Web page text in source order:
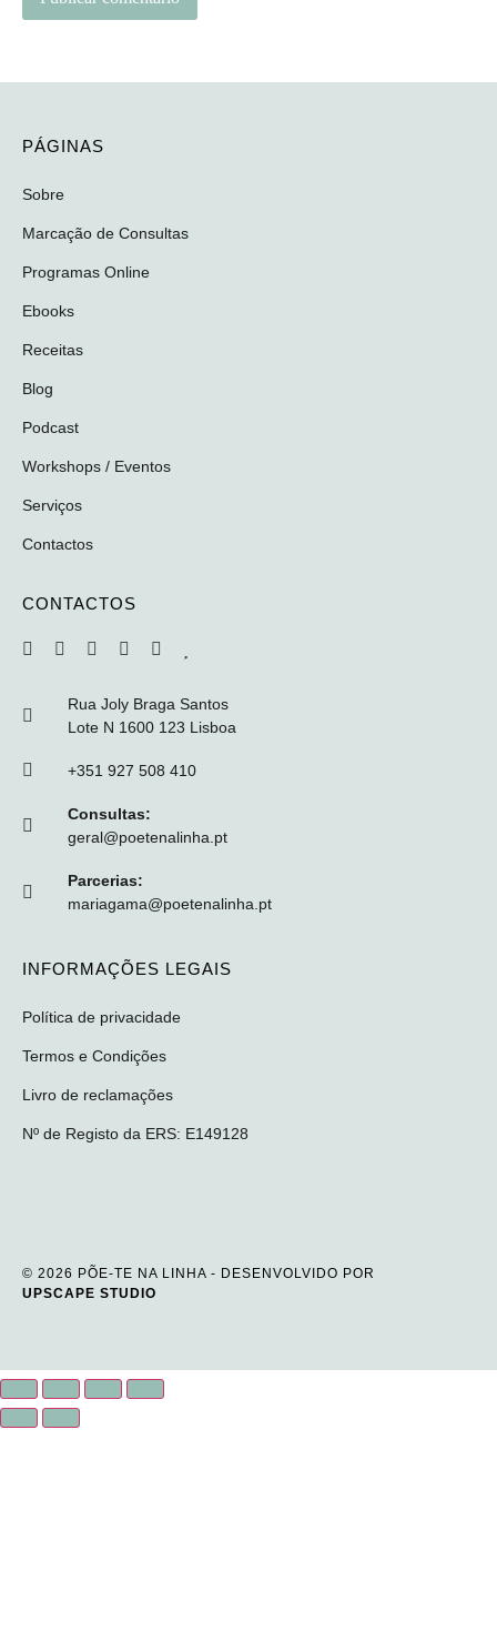
PÁGINAS
Sobre
Marcação de Consultas
Programas Online
Ebooks
Receitas
Blog
Podcast
Workshops / Eventos
Serviços
Contactos
CONTACTOS
Rua Joly Braga Santos
Lote N 1600 123 Lisboa
+351 927 508 410
Consultas:
geral@poetenalinha.pt
Parcerias:
mariagama@poetenalinha.pt
INFORMAÇÕES LEGAIS
Política de privacidade
Termos e Condições
Livro de reclamações
Nº de Registo da ERS: E149128
© 2026 PÕE-TE NA LINHA - DESENVOLVIDO POR
UPSCAPE STUDIO